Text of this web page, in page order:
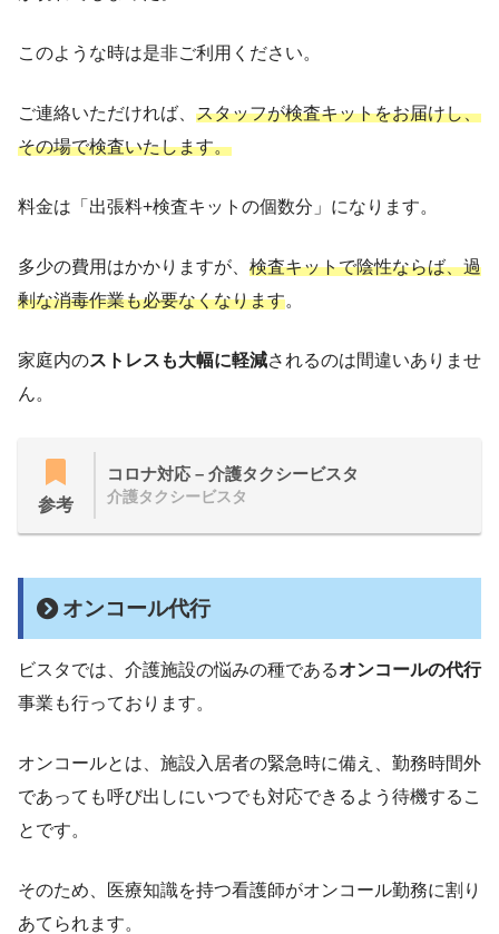
このような時は是非ご利用ください。
ご連絡いただければ、 スタッフが検査キットをお届けし、
その場で検査いたします。
料金は「出張料+検査キットの個数分」になります。
多少の費用はかかりますが、 検査キットで陰性ならば、過
剰な消毒作業も必要なくなります。
家庭内のストレスも大幅に軽減されるのは間違いありませ
ん。
参考
コロナ対応 – 介護タクシービスタ
介護タクシービスタ
オンコール代行
ビスタでは、介護施設の悩みの種であるオンコールの代行
事業も行っております。
オンコールとは、施設入居者の緊急時に備え、勤務時間外
であっても呼び出しにいつでも対応できるよう待機するこ
とです。
そのため、医療知識を持つ看護師がオンコール勤務に割り
あてられます。